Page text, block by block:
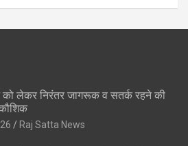
लेकर निरंतर जागरूक व सतर्क रहने की
Raj Satta News